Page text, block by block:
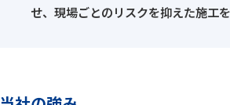
せ、現場ごとのリスクを抑えた施工を